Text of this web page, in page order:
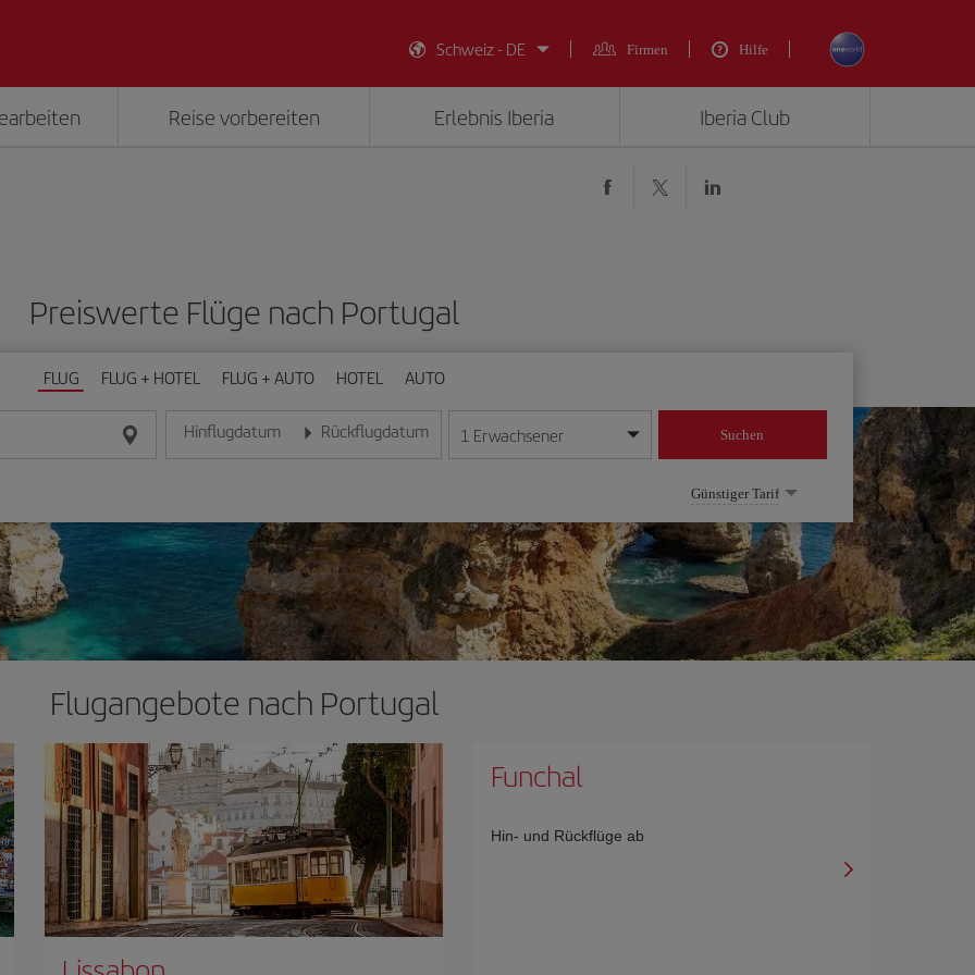
Schweiz - DE
Firmen Hilfe
Reise vorbereiten Erlebnis Iberia Iberia Club
Preiswerte Flüge nach Portugal
FLUG FLUG + HOTEL FLUG + AUTO HOTEL AUTO
Hinflugdatum
Geben Sie das Datum im Format Tag/Monat/Jahr ein
Rückflugdatum
Geben Sie das Datum im Format Tag/Monat/Jahr ein
1 Erwachsener Suchen
Günstiger Tarif
Flugangebote nach Portugal
Funchal
Hin- und Rückflüge ab